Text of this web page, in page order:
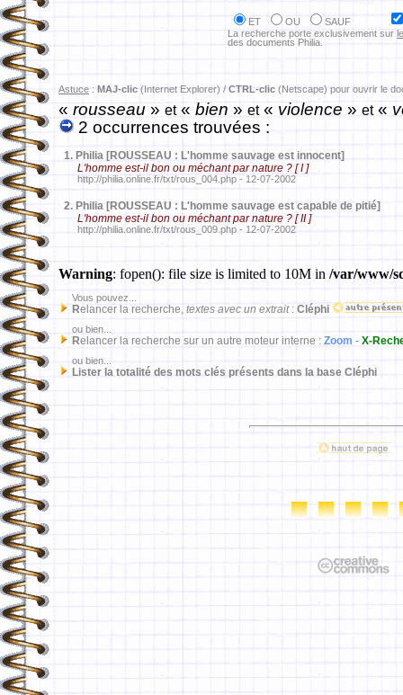
ET OU
SAUF
La recherche porte exclusivement sur
des documents Philia.
Astuce : MAJ-clic (Internet Explorer) / CTRL-clic (Netscape) pour ouvrir le
«rousseau» et« bien » et« violence » et«
2 occurrences trouvées :
1. Philia [ROUSSEAU : L'homme sauvage est innocent]
L'homme est-il bon ou méchant par nature ? [ I ]
http://philia.online.fr/txt/rous_004.php - 12-07-2002
2. Philia [ROUSSEAU : L'homme sauvage est capable de pitié]
L'homme est-il bon ou méchant par nature ? [ II ]
http://philia.online.fr/txt/rous_009.php - 12-07-2002
Warning: fopen(): file size is limited to 10M in /var/www/
Vous pouvez...
Relancer la recherche, textes avec un extrait: Cléphi
ou bien...
Relancer la recherche sur un autre moteur interne : Zoom - X-
ou bien...
Lister la totalité des mots clés présents dans la base Cléphi